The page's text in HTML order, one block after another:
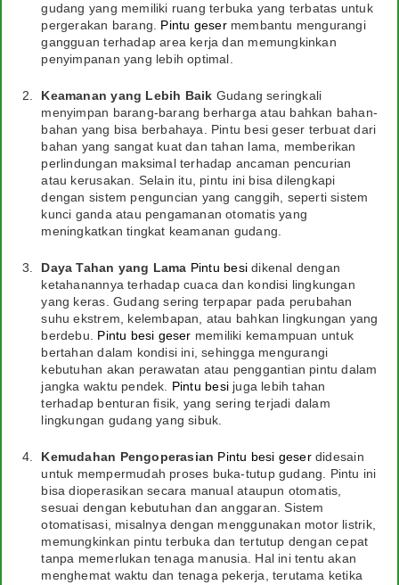
gudang yang memiliki ruang terbuka yang terbatas untuk
pergerakan barang. Pintu gesermembantu mengurangi
gangguan terhadap area kerja dan memungkinkan
penyimpanan yang lebih optimal.
Keamanan yang Lebih Baik Gudang seringkali
menyimpan barang-barang berharga atau bahkan bahan-
bahan yang bisa berbahaya. Pintu besi geser terbuat dari
bahan yang sangat kuat dan tahan lama, memberikan
perlindungan maksimal terhadap ancaman pencurian
atau kerusakan. Selain itu, pintu ini bisa dilengkapi
dengan sistem penguncian yang canggih, seperti sistem
kunci ganda atau pengamanan otomatis yang
meningkatkan tingkat keamanan gudang.
Daya Tahan yang Lama Pintu besidikenal dengan
ketahanannya terhadap cuaca dan kondisi lingkungan
yang keras. Gudang sering terpapar pada perubahan
suhu ekstrem, kelembapan, atau bahkan lingkungan yang
berdebu. Pintu besi geser memiliki kemampuan untuk
bertahan dalam kondisi ini, sehingga mengurangi
kebutuhan akan perawatan atau penggantian pintu dalam
jangka waktu pendek. Pintu besijuga lebih tahan
terhadap benturan fisik, yang sering terjadi dalam
lingkungan gudang yang sibuk.
Kemudahan Pengoperasian Pintu besi geserdidesain
untuk mempermudah proses buka-tutup gudang. Pintu ini
bisa dioperasikan secara manual ataupun otomatis,
sesuai dengan kebutuhan dan anggaran. Sistem
otomatisasi, misalnya dengan menggunakan motor listrik,
memungkinkan pintu terbuka dan tertutup dengan cepat
tanpa memerlukan tenaga manusia. Hal ini tentu akan
menghemat waktu dan tenaga pekerja, terutama ketika